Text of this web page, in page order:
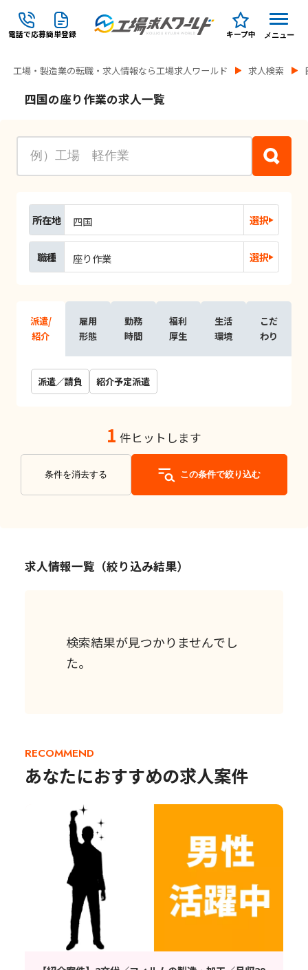
電話で応募簡単登録 キープ中 メニュー
工場・製造業の転職・求人情報なら工場求人ワールド 求人検索
四国の座り作業の求人一覧
所在地 四国 選択
職種 座り作業 選択
派遣/
紹介
雇用
形態
勤務
時間
福利
厚生
生活
環境
こだ
わり
派遣／請負 紹介予定派遣
1 件ヒットします
条件を消去する この条件で絞り込む
求人情報一覧（絞り込み結果）
検索結果が見つかりませんでし
た。
RECOMMEND
あなたにおすすめの求人案件